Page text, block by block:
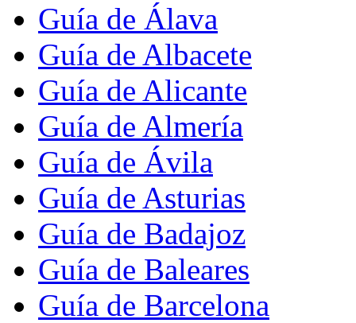
Guía de Álava
Guía de Albacete
Guía de Alicante
Guía de Almería
Guía de Ávila
Guía de Asturias
Guía de Badajoz
Guía de Baleares
Guía de Barcelona